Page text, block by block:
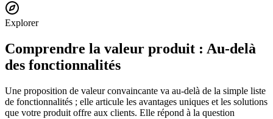
Explorer
Comprendre la valeur produit : Au-delà
des fonctionnalités
Une proposition de valeur convaincante va au-delà de la simple liste
de fonctionnalités ; elle articule les avantages uniques et les solutions
que votre produit offre aux clients. Elle répond à la question